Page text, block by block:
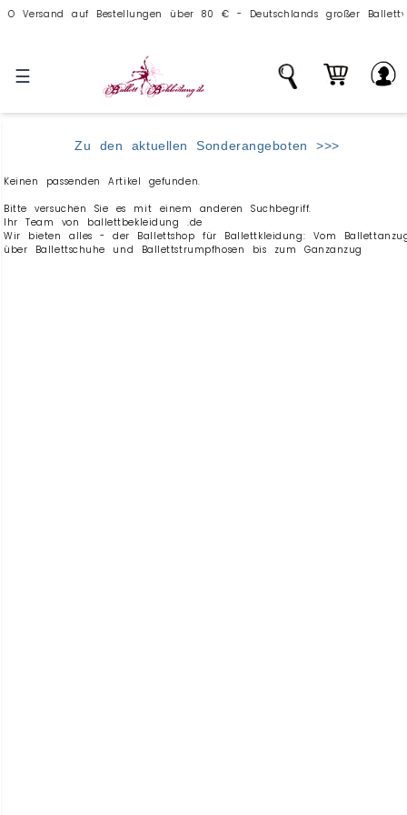
Versand auf Bestellungen über 80 € - Deutschlands großer
☰
Zu den aktuellen Sonderangeboten >>>
Keinen passenden Artikel gefunden.
Bitte versuchen Sie es mit einem anderen Suchbegriff.
Ihr Team von ballettbekleidung .de
Wir bieten alles - der Ballettshop für Ballettkleidung: Vom
über Ballettschuhe und Ballettstrumpfhosen bis zum Ganzanzug